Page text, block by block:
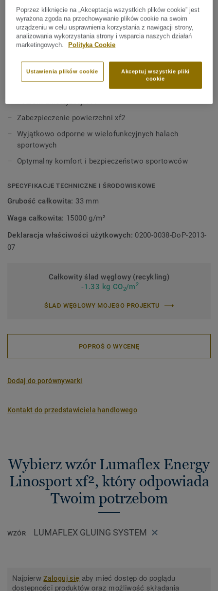
Ta wszechstronna podłoga umożliwia wykorzystywanie sal
gimnastycznych i hal sportowych zarówno do celów
sportowych (koszykówka, siatkówka itd.), jak i
konieczności stosowania dodatkowej ochrony. Górna
warstwa z linoleum jest niezwykle odporna na zniszczenie i
KLUCZOWE CECHY
Wyprodukowano we Włoszech
Bardzo dobre parametry (spełnia wymogi normy EN
Poziom amortyzacji A4
Zabezpieczenie powierzchni xf2
Wyjątkowo odporne w wielofunkcyjnych halach
sportowych
Optymalny komfort i bezpieczeństwo sportowców
SPECYFIKACJE TECHNICZNE I ŚRODOWISKOWE
Grubość całkowita: 33 mm
Waga całkowita: 15000 g/m²
Deklaracja właściwości użytkowych: 0200-0038-DoP-2013-
07
Całkowity ślad węglowy (recykling)
-1.33 kg CO2/m2
ŚLAD WĘGLOWY MOJEGO PROJEKTU
POPROŚ O WYCENĘ
Dodaj do porównywarki
Kontakt do przedstawiciela handlowego
Wybierz wzór Lumaflex Energy
Linosport xf², który odpowiada
Twoim potrzebom
WZÓR LUMAFLEX GLUING SYSTEM
NajpierwZaloguj się aby mieć dostęp do poglądu
dostępności produktów oraz możliwość składania
Poprzez kliknięcie na „Akceptacja wszystkich plików cookie” jest
wyrażona zgoda na przechowywanie plików cookie na swoim
urządzeniu w celu usprawnienia korzystania z nawigacji strony,
analizowania wykorzystania strony i wsparcia naszych działań
marketingowych.
Polityka Cookie
Akceptuj wszystkie pliki
cookie
Ustawienia plików cookie